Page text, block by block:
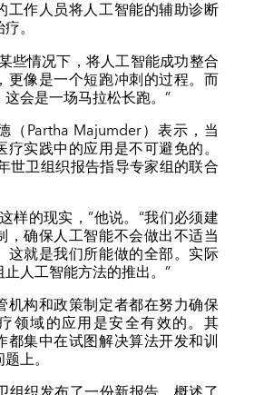
工作人员将人工智能的辅助诊断
。
些情况下，将人工智能成功整合
更像是一个短跑冲刺的过程。而
会是一场马拉松长跑。”
（Partha Majumder）表示，当
实践中的应用是不可避免的。
世卫组织报告指导专家组的联合
样的现实，”他说。“我们必须建
，确保人工智能不会做出不适当
这就是我们所能做的全部。实际
人工智能方法的推出。”
机构和政策制定者都在努力确保
领域的应用是安全有效的。其
都集中在试图解决算法开发和训
上。